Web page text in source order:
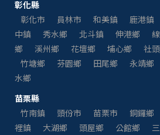
彰化縣
彰化市
員林市 和美鎮 鹿港鎮
中鎮
秀水鄉 北斗鎮 伸港鄉
鄉
溪州鄉 花壇鄉 埔心鄉 社
竹塘鄉
芬園鄉 田尾鄉 永靖鄉
水鄉
苗栗縣
竹南鎮
頭份市 苗栗市 銅鑼鄉
裡鎮
大湖鄉 頭屋鄉 公館鄉